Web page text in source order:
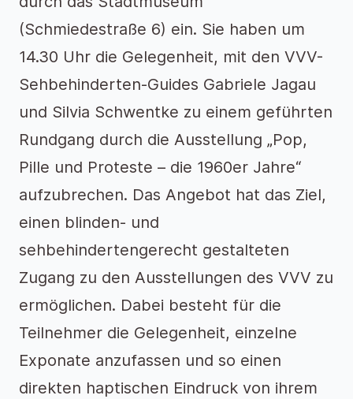
(Schmiedestraße 6) ein. Sie haben um
14.30 Uhr die Gelegenheit, mit den VVV-
Sehbehinderten-Guides Gabriele Jagau
und Silvia Schwentke zu einem geführten
Rundgang durch die Ausstellung „Pop,
Pille und Proteste – die 1960er Jahre“
aufzubrechen. Das Angebot hat das Ziel,
einen blinden- und
sehbehindertengerecht gestalteten
Zugang zu den Ausstellungen des VVV zu
ermöglichen. Dabei besteht für die
Teilnehmer die Gelegenheit, einzelne
Exponate anzufassen und so einen
direkten haptischen Eindruck von ihrem